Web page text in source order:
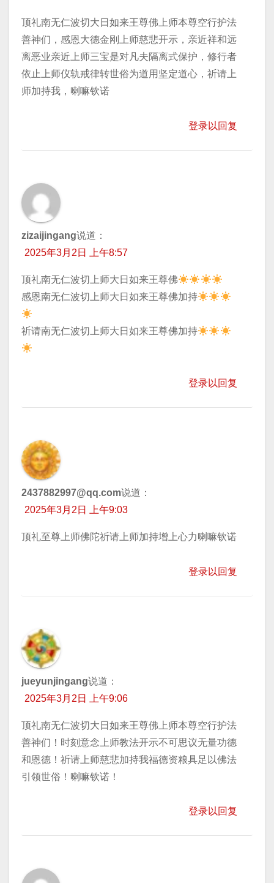
顶礼南无仁波切大日如来王尊佛上师本尊空行护法
善神们，感恩大德金刚上师慈悲开示，亲近祥和远
离恶业亲近上师三宝是对凡夫隔离式保护，修行者
依止上师仪轨戒律转世俗为道用坚定道心，祈请上
师加持我，喇嘛钦诺
登录以回复
zizaijingang说道：
2025年3月2日 上午8:57
顶礼南无仁波切上师大日如来王尊佛
​感恩南无仁波切上师大日如来王尊佛加持
​祈请南无仁波切上师大日如来王尊佛加持
登录以回复
2437882997@qq.com说道：
2025年3月2日 上午9:03
顶礼至尊上师佛陀祈请上师加持增上心力喇嘛钦诺
登录以回复
jueyunjingang说道：
2025年3月2日 上午9:06
顶礼南无仁波切大日如来王尊佛上师本尊空行护法
善神们！时刻意念上师教法开示不可思议无量功德
和恩德！祈请上师慈悲加持我福德资粮具足以佛法
引领世俗！喇嘛钦诺！
登录以回复